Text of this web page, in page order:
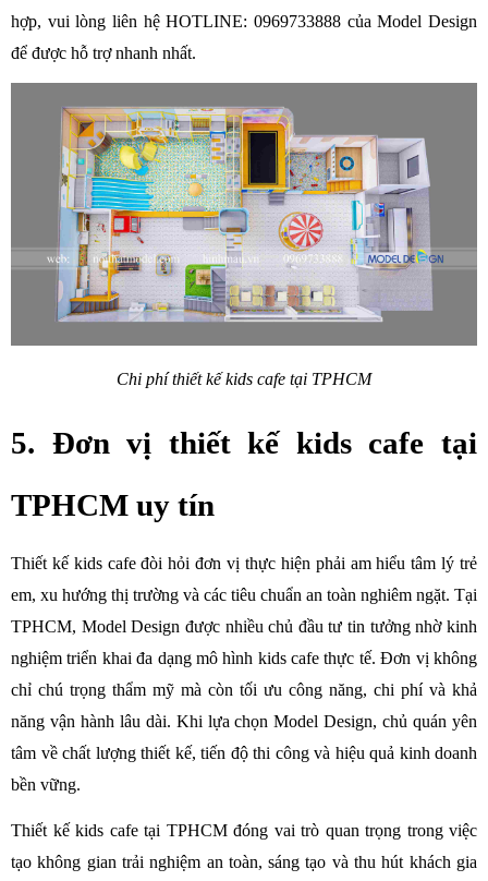
hợp, vui lòng liên hệ HOTLINE: 0969733888 của Model Design
để được hỗ trợ nhanh nhất.
Chi phí thiết kế kids cafe tại TPHCM
5. Đơn vị thiết kế kids cafe tại
TPHCM uy tín
Thiết kế kids cafe đòi hỏi đơn vị thực hiện phải am hiểu tâm lý trẻ
em, xu hướng thị trường và các tiêu chuẩn an toàn nghiêm ngặt. Tại
TPHCM, Model Design được nhiều chủ đầu tư tin tưởng nhờ kinh
nghiệm triển khai đa dạng mô hình kids cafe thực tế. Đơn vị không
chỉ chú trọng thẩm mỹ mà còn tối ưu công năng, chi phí và khả
năng vận hành lâu dài. Khi lựa chọn Model Design, chủ quán yên
tâm về chất lượng thiết kế, tiến độ thi công và hiệu quả kinh doanh
bền vững.
Thiết kế kids cafe tại TPHCM đóng vai trò quan trọng trong việc
tạo không gian trải nghiệm an toàn, sáng tạo và thu hút khách gia